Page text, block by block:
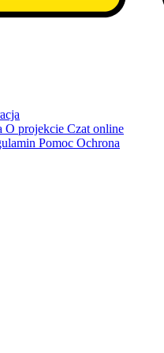
O projekcie Czat online
Pomoc Ochrona